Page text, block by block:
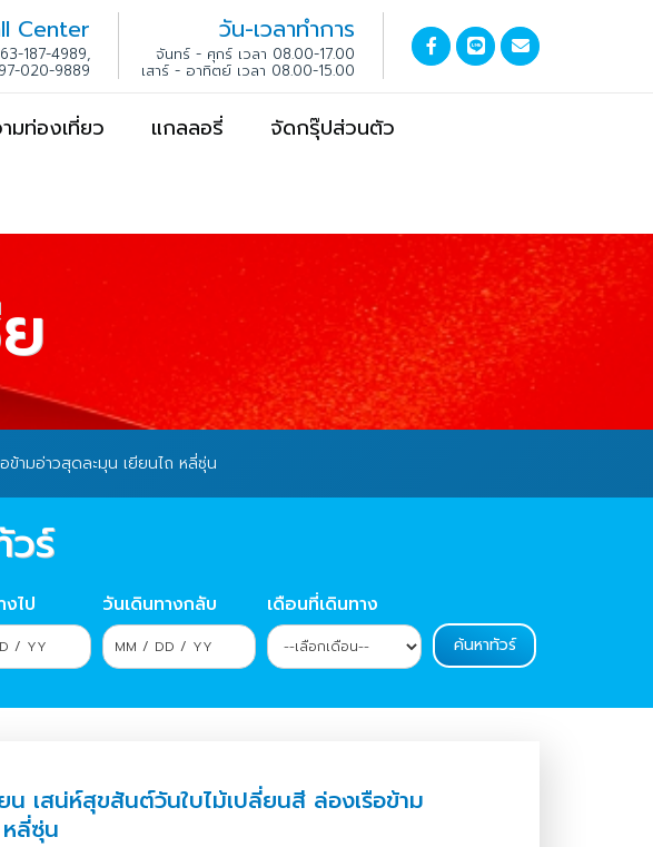
Center
187-4989,
020-9889
วัน-เวลาทำการ
จันทร์ - ศุกร์ เวลา 08.00-17.00
เสาร์ - อาทิตย์ เวลา 08.00-15.00
มท่องเที่ยว แกลลอรี่ จัดกรุ๊ปส่วนตัว
ข้ามอ่าวสุดละมุน เยียนไถ หลี่ซุ่น
วร์
งไป วันเดินทางกลับ เดือนที่เดินทาง
น เสน่ห์สุขสันต์วันใบไม้เปลี่ยนสี ล่องเรือข้าม
ลี่ซุ่น